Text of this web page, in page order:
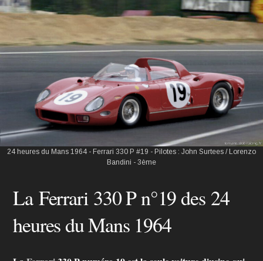
24 heures du Mans 1964 - Ferrari 330 P #19 - Pilotes : John Surtees / Lorenzo
Bandini - 3ème
La Ferrari 330 P n°19 des 24
heures du Mans 1964